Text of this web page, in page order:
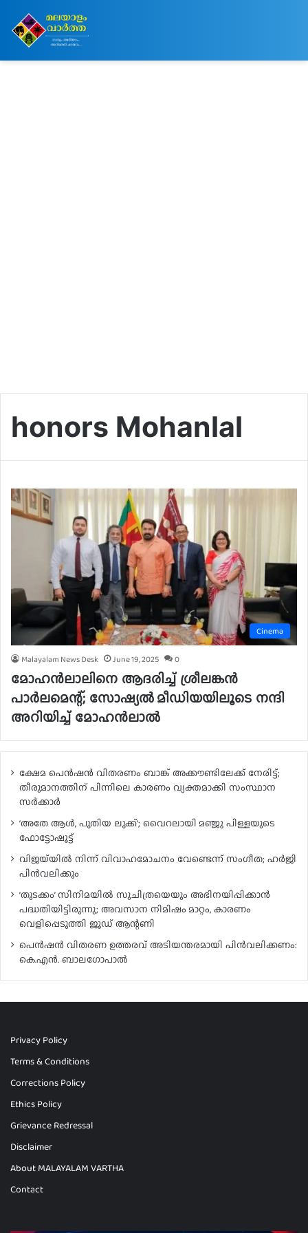
honors Mohanlal
Cinema
Malayalam News Desk June 19, 2025 0
മോഹൻലാലിനെ ആദരിച്ച് ശ്രീലങ്കൻ
പാർലമെന്റ്; സോഷ്യൽ മീഡിയയിലൂടെ നന്ദി
അറിയിച്ച് മോഹൻലാൽ
ക്ഷേമ പെൻഷൻ വിതരണം ബാങ്ക് അക്കൗണ്ടിലേക്ക് നേരിട്ട്;
തീരുമാനത്തിന് പിന്നിലെ കാരണം വ്യക്തമാക്കി സംസ്ഥാന
സർക്കാർ
‘അതേ ആൾ, പുതിയ ലുക്ക്’; വൈറലായി മഞ്ജു പിള്ളയുടെ
ഫോട്ടോഷൂട്ട്
വിജയ്‌യിൽ നിന്ന് വിവാഹമോചനം വേണ്ടെന്ന് സംഗീത; ഹർജി
പിൻവലിക്കും
‘തുടക്കം’ സിനിമയിൽ സുചിത്രയെയും അഭിനയിപ്പിക്കാൻ
പദ്ധതിയിട്ടിരുന്നു; അവസാന നിമിഷം മാറ്റം, കാരണം
വെളിപ്പെടുത്തി ജൂഡ് ആന്റണി
പെൻഷൻ വിതരണ ഉത്തരവ് അടിയന്തരമായി പിൻവലിക്കണം:
കെ.എൻ. ബാലഗോപാൽ
Privacy Policy
Terms & Conditions
Corrections Policy
Ethics Policy
Grievance Redressal
Disclaimer
About MALAYALAM VARTHA
Contact